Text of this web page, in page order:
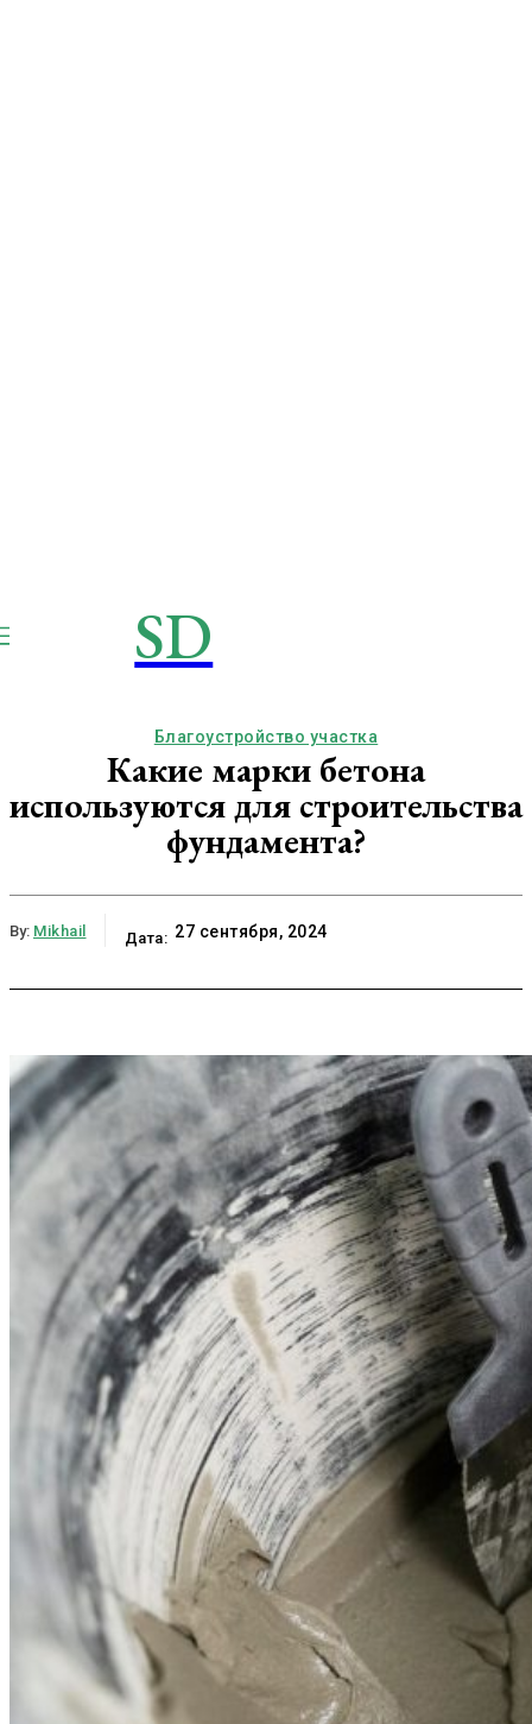
SD
Благоустройство участка
Какие марки бетона
используются для строительства
фундамента?
By: Mikhail Дата: 27 сентября, 2024